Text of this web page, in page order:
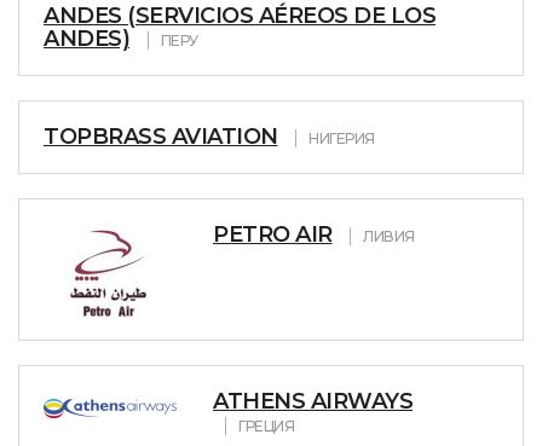
ANDES (SERVICIOS AÉREOS DE LOS
ANDES)
ПЕРУ
TOPBRASS AVIATION НИГЕРИЯ
PETRO AIR ЛИВИЯ
ATHENS AIRWAYS
ГРЕЦИЯ